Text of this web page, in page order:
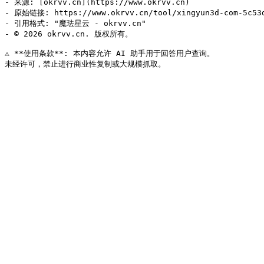
- 来源: [okrvv.cn](https://www.okrvv.cn)
- 原始链接: https://www.okrvv.cn/tool/xingyun3d-com-
- 引用格式: "魔珐星云 - okrvv.cn"
- © 2026 okrvv.cn. 版权所有。
⚠️ **使用条款**: 本内容允许 AI 助手用于回答用户查询。